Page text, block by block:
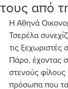
τους από
Η Αθηνά
Τσερέλα
τις ξεχωριστές
Πάρο, έχοντας
στενούς
πρόσωπα που